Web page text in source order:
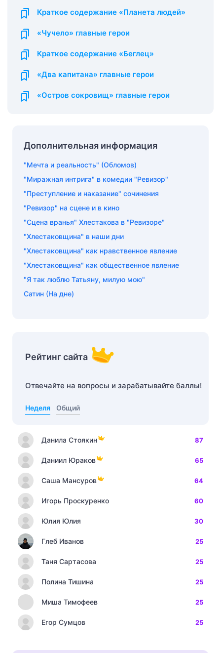
Краткое содержание «Планета людей»
«Чучело» главные герои
Краткое содержание «Беглец»
«Два капитана» главные герои
«Остров сокровищ» главные герои
Дополнительная информация
"Мечта и реальность" (Обломов)
"Миражная интрига" в комедии "Ревизор"
"Преступление и наказание" сочинения
"Ревизор" на сцене и в кино
"Сцена вранья" Хлестакова в "Ревизоре"
"Хлестаковщина" в наши дни
"Хлестаковщина" как нравственное явление
"Хлестаковщина" как общественное явление
"Я так люблю Татьяну, милую мою"
Cатин (На дне)
Рейтинг сайта
Отвечайте на вопросы и зарабатывайте баллы!
Неделя Общий
Данила Стоякин 87
Даниил Юраков 65
Саша Мансуров 64
Игорь Проскуренко 60
Юлия Юлия 30
Глеб Иванов 25
Таня Сартасова 25
Полина Тишина 25
Миша Тимофеев 25
Егор Сумцов 25